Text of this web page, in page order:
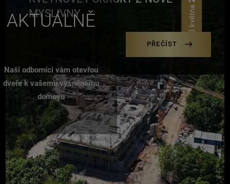
AKTUÁLNĚ
Naši odborníci vám otevřou
dveře k vašemu vysněnému
domovu
23 května
MYSLIVNY
PŘEČÍST